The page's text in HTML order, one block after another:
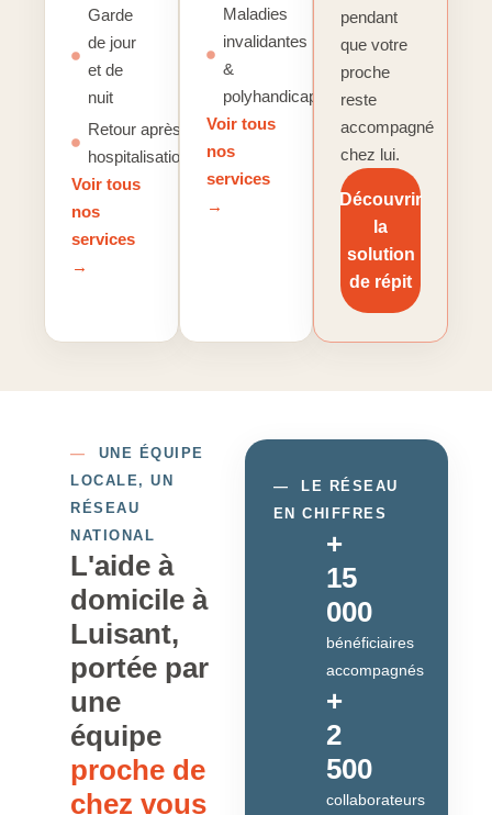
Garde
de jour
et de
nuit
Retour après
hospitalisation
Voir tous
nos
services
→
Maladies
invalidantes
&
polyhandicap
Voir tous
nos
services
→
pendant
que votre
proche
reste
accompagné
chez lui.
Découvrir
la
solution
de répit
— UNE ÉQUIPE
LOCALE, UN
RÉSEAU
NATIONAL
L'aide à
domicile à
Luisant,
portée par
une
équipe
proche de
chez vous
— LE RÉSEAU
EN CHIFFRES
+
15
000
bénéficiaires
accompagnés
+
2
500
collaborateurs